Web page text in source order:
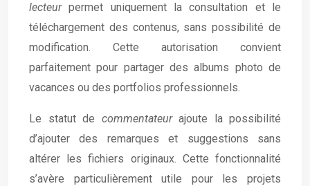
lecteurpermet uniquement la consultation et le
téléchargement des contenus, sans possibilité de
modification. Cette autorisation convient
parfaitement pour partager des albums photo de
vacances ou des portfolios professionnels.
Le statut de commentateur ajoute la possibilité
d’ajouter des remarques et suggestions sans
altérer les fichiers originaux. Cette fonctionnalité
s’avère particulièrement utile pour les projets